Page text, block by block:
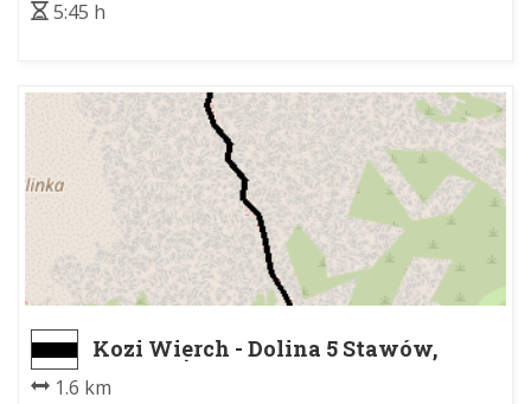
5:45 h
Kozi Wierch - Dolina 5 Stawów,
Szeroki Żleb
1.6 km